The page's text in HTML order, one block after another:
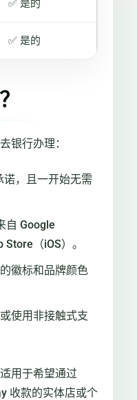
✅ 是的
✅ 是的
银行办理：
诺，且一开始无需
自 Google
（iOS）。
徽标和品牌颜色
使用非接触式支
用于希望通过
收款的实体店或个